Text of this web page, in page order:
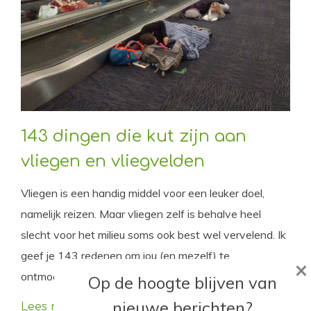
143 dingen die kut zijn aan
vliegen en vliegvelden
Vliegen is een handig middel voor een leuker doel,
namelijk reizen. Maar vliegen zelf is behalve heel
slecht voor het milieu soms ook best wel vervelend. Ik
geef je 143 redenen om jou (en mezelf) te
ontmoedigen.
Lees meer
Op de hoogte blijven van
×